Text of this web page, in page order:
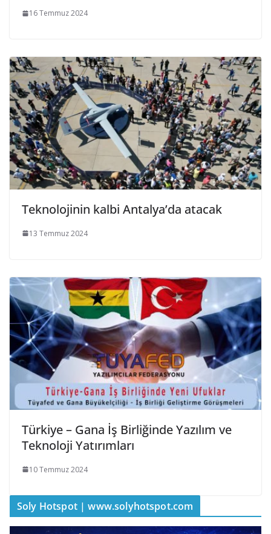
16 Temmuz 2024
Teknolojinin kalbi Antalya’da atacak
13 Temmuz 2024
Türkiye – Gana İş Birliğinde Yazılım ve
Teknoloji Yatırımları
10 Temmuz 2024
Soly Hotspot | www.solyhotspot.com